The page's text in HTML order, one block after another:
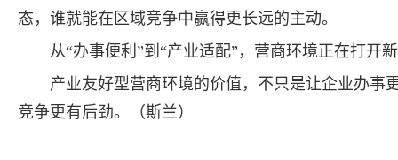
态，谁就能在区域竞争中赢得更长远的主动。
从“办事便利”到“产业适配”，营商环境正在打开
产业友好型营商环境的价值，不只是让企业办事
竞争更有后劲。（斯兰）